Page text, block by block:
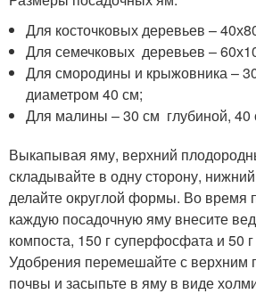
Для косточковых деревьев –
Для семечковых деревьев –
Для смородины и крыжовника –
диаметром 40 см;
Для малины – 30 см глубиной,
Выкапывая яму, верхний
складывайте в одну сторону,
делайте округлой формы. Во время
каждую посадочную яму внесите
компоста, 150 г суперфосфата и 50
Удобрения перемешайте с
почвы и засыпьте в яму в виде